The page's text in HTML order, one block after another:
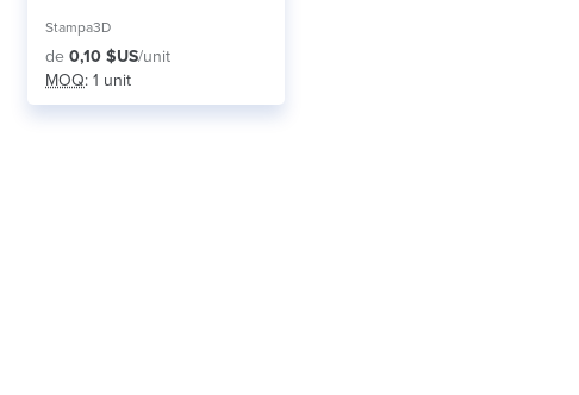
Stampa3D
de 0,10 $US/unit
MOQ: 1 unit